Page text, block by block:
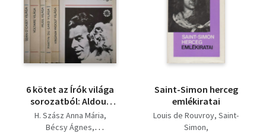
6 kötet az Írók világa
sorozatból: Aldous
Huxley - Virginia Woolf
- Roger Martin du Gard
H. Szász Anna Mária
Bécsy Ágnes
Saint-Simon herceg
emlékiratai
Louis de Rouvroy, Saint-
Simon